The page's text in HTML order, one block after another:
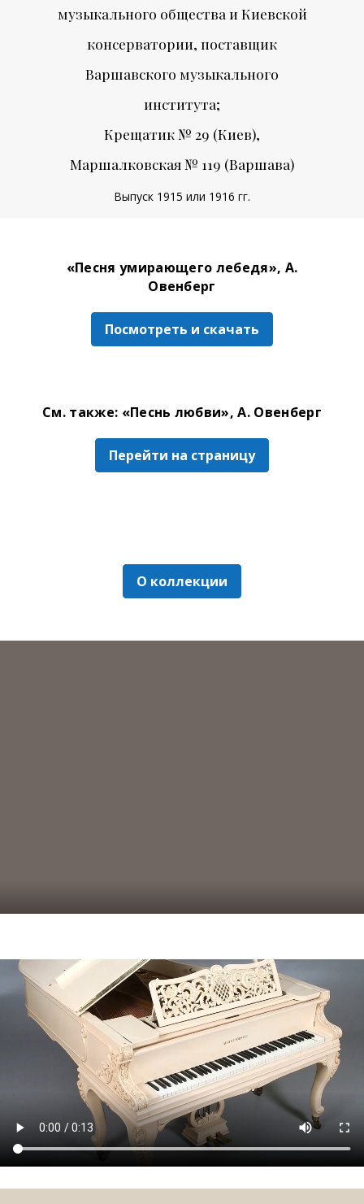
музыкального общества и Киевской
консерватории, поставщик
Варшавского музыкального
института;
Крещатик № 29 (Киев),
Маршалковская № 119 (Варшава)
Выпуск 1915 или 1916 гг.
«Песня умирающего лебедя», А.
Овенберг
Посмотреть и скачать
См. также: «Песнь любви», А. Овенберг
Перейти на страницу
О коллекции